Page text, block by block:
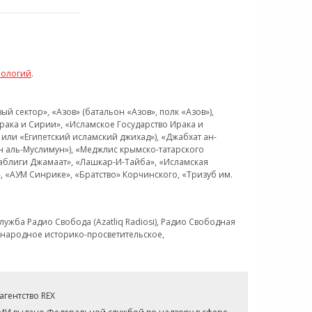
.
«Азов» (батальон «Азов», полк «Азов»),
и Сирии», «Исламское Государство Ирака и
«Египетский исламский джихад»), «Джабхат ан-
Муслимун»), «Меджлис крымско-татарского
Джамаат», «Лашкар-И-Тайба», «Исламская
Синрике», «Братство» Корчинского, «Тризуб им.
Радио Свобода (Azatliq Radiosi), Радио Свободная
историко-просветительское,
REX